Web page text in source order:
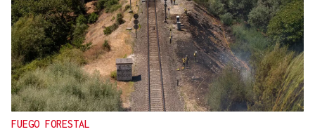
SANIDAD PUBLICA
La atención primaria pasa a depender de las
gerencias
FUEGO FORESTAL